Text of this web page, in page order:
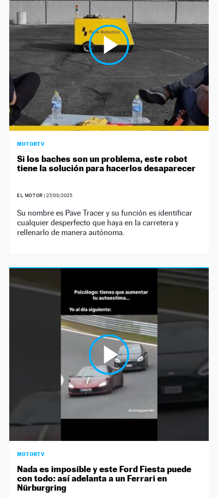
MOTORTV
Si los baches son un problema, este robot
tiene la solución para hacerlos desaparecer
EL MOTOR |27/03/2025
Su nombre es Pave Tracer y su función es identificar
cualquier desperfecto que haya en la carretera y
rellenarlo de manera autónoma.
MOTORTV
Nada es imposible y este Ford Fiesta puede
con todo: así adelanta a un Ferrari en
Nürburgring